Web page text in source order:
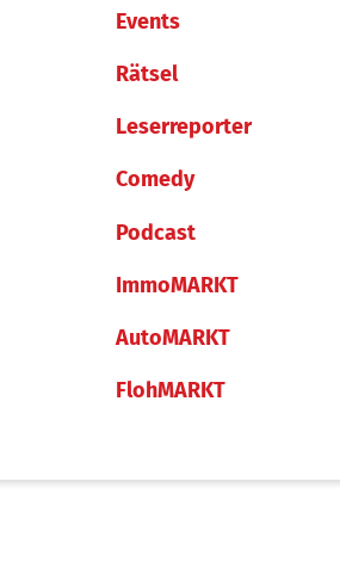
Events
Rätsel
Leserreporter
Comedy
Podcast
ImmoMARKT
AutoMARKT
FlohMARKT